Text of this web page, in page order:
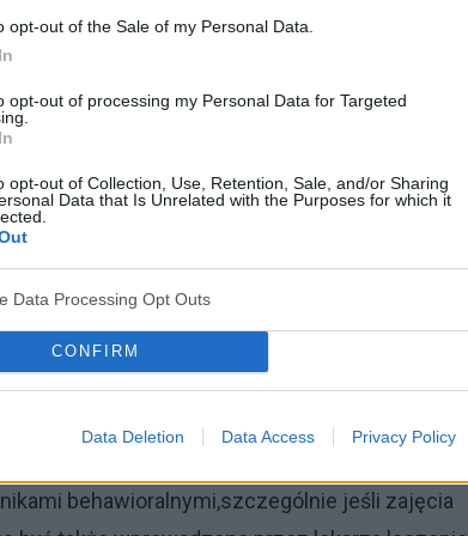
opt-out of the Sale of my Personal Data.
opt-out of processing my Personal Data for Targeted
opt-out of Collection, Use, Retention, Sale, and/or Sharing
Data that Is Unrelated with the Purposes for which it
Data Processing Opt Outs
CONFIRM
Data Deletion Data Access Privacy Policy
pierwszego napadulęku
lub zgonem w otoczeniu,
wstrzyknięcie antybiotyków),
lub choroba somatyczna.
fobii
i kontaktach z określonymi przedmiotami
się mianemfobii. W populacji ogólnej
burzą, zwierzętami, ciemnością i wysokością.
behawioralnymi,szczególnie jeśli zajęcia